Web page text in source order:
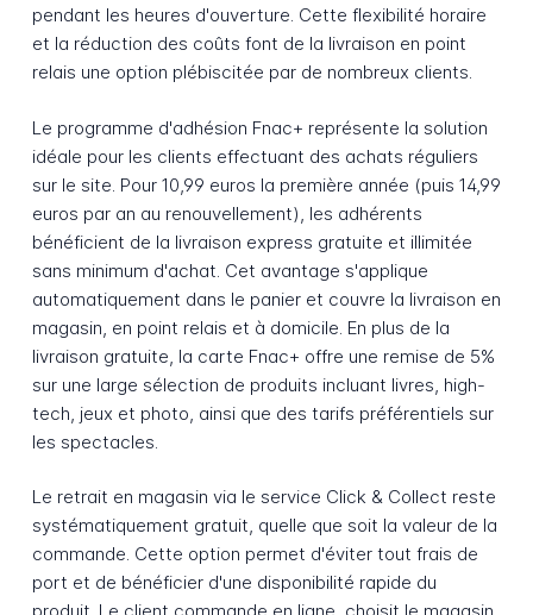
pendant les heures d'ouverture. Cette flexibilité horaire
et la réduction des coûts font de la livraison en point
relais une option plébiscitée par de nombreux clients.
Le programme d'adhésion Fnac+ représente la solution
idéale pour les clients effectuant des achats réguliers
sur le site. Pour 10,99 euros la première année (puis 14,99
euros par an au renouvellement), les adhérents
bénéficient de la livraison express gratuite et illimitée
sans minimum d'achat. Cet avantage s'applique
automatiquement dans le panier et couvre la livraison en
magasin, en point relais et à domicile. En plus de la
livraison gratuite, la carte Fnac+ offre une remise de 5%
sur une large sélection de produits incluant livres, high-
tech, jeux et photo, ainsi que des tarifs préférentiels sur
les spectacles.
Le retrait en magasin via le service Click & Collect reste
systématiquement gratuit, quelle que soit la valeur de la
commande. Cette option permet d'éviter tout frais de
port et de bénéficier d'une disponibilité rapide du